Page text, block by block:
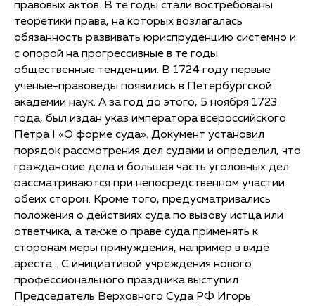
правовых актов. В те годы стали востребованы
теоретики права, на которых возлагалась
обязанность развивать юриспруденцию системно и
с опорой на прогрессивные в те годы
общественные тенденции. В 1724 году первые
ученые-правоведы появились в Петербургской
академии наук. А за год до этого, 5 ноября 1723
года, был издан указ императора всероссийского
Петра I «О форме суда». Документ установил
порядок рассмотрения дел судами и определил, что
гражданские дела и большая часть уголовных дел
рассматриваются при непосредственном участии
обеих сторон. Кроме того, предусматривались
положения о действиях суда по вызову истца или
ответчика, а также о праве суда применять к
сторонам меры принуждения, например в виде
ареста... С инициативой учреждения нового
профессионального праздника выступил
Председатель Верховного Суда РФ Игорь